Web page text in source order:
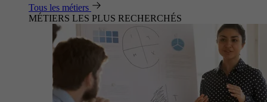
Tous les métiers
MÉTIERS LES PLUS RECHERCHÉS